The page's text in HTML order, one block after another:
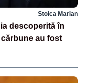
Stoica Marian
descoperită în
au fost